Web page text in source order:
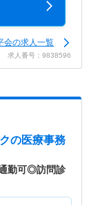
会の求人一覧
求人番号：9838596
の医療事務
勤可◎訪問診